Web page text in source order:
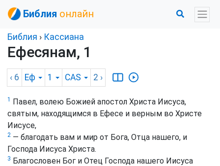
Библия онлайн
Библия › Кассиана
Ефесянам, 1
‹ 6 Еф 1 CAS 2 ›
1 Павел, волею Божией апостол Христа Иисуса,
святым, находящимся в Ефесе и верным во Христе
Иисусе,
2 — благодать вам и мир от Бога, Отца нашего, и
Господа Иисуса Христа.
3 Благословен Бог и Отец Господа нашего Иисуса